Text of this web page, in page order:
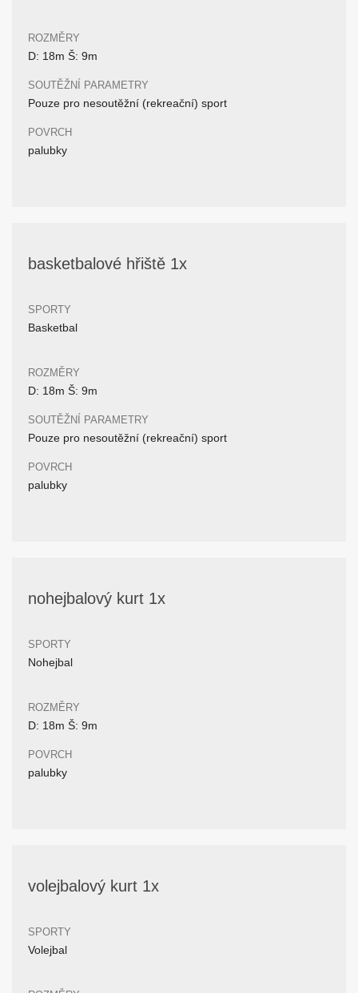
ROZMĚRY
D: 18m Š: 9m
SOUTĚŽNÍ PARAMETRY
Pouze pro nesoutěžní (rekreační) sport
POVRCH
palubky
basketbalové hřiště 1x
SPORTY
Basketbal
ROZMĚRY
D: 18m Š: 9m
SOUTĚŽNÍ PARAMETRY
Pouze pro nesoutěžní (rekreační) sport
POVRCH
palubky
nohejbalový kurt 1x
SPORTY
Nohejbal
ROZMĚRY
D: 18m Š: 9m
POVRCH
palubky
volejbalový kurt 1x
SPORTY
Volejbal